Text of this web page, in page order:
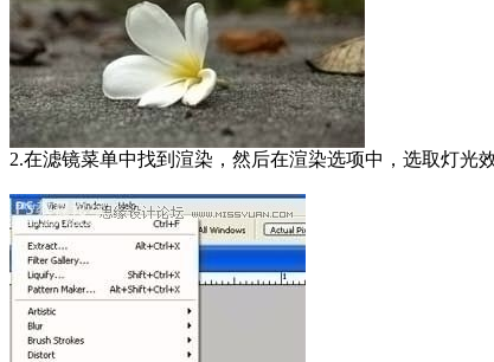
2.在滤镜菜单中找到渲染，然后在渲染选项中，选取灯光